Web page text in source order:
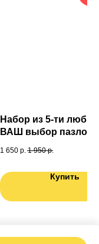
Набор из 5-ти
ВАШ выбор пазлов
1 650 р. 1 950 р.
Купить